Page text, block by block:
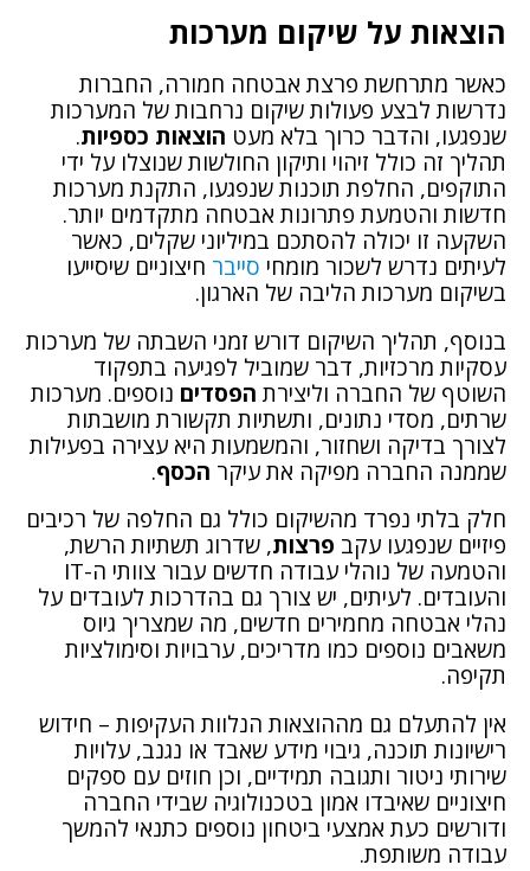
הוצאות על שיקום מערכות
כאשר מתרחשת פרצת אבטחה חמורה, החברות
נדרשות לבצע פעולות שיקום נרחבות של המערכות
שנפגעו, והדבר כרוך בלא מעט הוצאות כספיות.
תהליך זה כולל זיהוי ותיקון החולשות שנוצלו על ידי
התוקפים, החלפת תוכנות שנפגעו, התקנת מערכות
חדשות והטמעת פתרונות אבטחה מתקדמים יותר.
השקעה זו יכולה להסתכם במיליוני שקלים, כאשר
לעיתים נדרש לשכור מומחי סייבר חיצוניים שיסייעו
בשיקום מערכות הליבה של הארגון.
בנוסף, תהליך השיקום דורש זמני השבתה של מערכות
עסקיות מרכזיות, דבר שמוביל לפגיעה בתפקוד
השוטף של החברה וליצירתהפסדים נוספים. מערכות
שרתים, מסדי נתונים, ותשתיות תקשורת מושבתות
לצורך בדיקה ושחזור, והמשמעות היא עצירה בפעילות
שממנה החברה מפיקה את עיקר הכסף.
חלק בלתי נפרד מהשיקום כולל גם החלפה של רכיבים
פיזיים שנפגעו עקב פרצות, שדרוג תשתיות הרשת,
והטמעה של נוהלי עבודה חדשים עבור צוותי ה-IT
והעובדים. לעיתים, יש צורך גם בהדרכות לעובדים על
נהלי אבטחה מחמירים חדשים, מה שמצריך גיוס
משאבים נוספים כמו מדריכים, ערבויות וסימולציות
תקיפה.
אין להתעלם גם מההוצאות הנלוות העקיפות – חידוש
רישיונות תוכנה, גיבוי מידע שאבד או נגנב, עלויות
שירותי ניטור ותגובה תמידיים, וכן חוזים עם ספקים
חיצוניים שאיבדו אמון בטכנולוגיה שבידי החברה
ודורשים כעת אמצעי ביטחון נוספים כתנאי להמשך
עבודה משותפת.